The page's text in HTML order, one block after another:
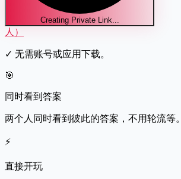
Creating Private Link...
人）
✓ 无需账号或应用下载。
🎯
同时看到答案
两个人同时看到彼此的答案，不用轮流等。
⚡
直接开玩